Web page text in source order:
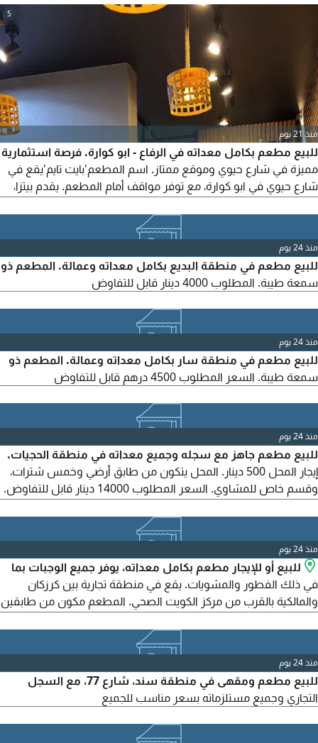
تأشيرات - إيجار المحل 400 دينار بحريني فقط - سعر بيع معقول -
عملية استلام سلسة وتجهيز جاهز للتشغيل. فرصة مثالية لأي شخص
يتطلع الى بدء أو توسيع أعماله في مجال
5
منذ 21 يوم
للبيع مطعم بكامل معداته في الرفاع - ابو كوارة. فرصة استثمارية
مميزة في شارع حيوي وموقع ممتاز. اسم المطعم'بايت تايم'يقع في
شارع حيوي في ابو كوارة، مع توفر مواقف أمام المطعم. يقدم بيتزا،
سبب البيع مغادرة البلد. جاهز للتشغيل فورا
منذ 24 يوم
للبيع مطعم في منطقة البديع بكامل معداته وعمالة. المطعم ذو
سمعة طيبة. المطلوب 4000 دينار قابل للتفاوض
منذ 24 يوم
للبيع مطعم في منطقة سار بكامل معداته وعمالة. المطعم ذو
سمعة طيبة. السعر المطلوب 4500 درهم قابل للتفاوض
منذ 24 يوم
للبيع مطعم جاهز مع سجله وجميع معداته في منطقة الحجيات.
إيجار المحل 500 دينار. المحل يتكون من طابق أرضي وخمس شترات،
وقسم خاص للمشاوي. السعر المطلوب 14000 دينار قابل للتفاوض.
للاتصال
منذ 24 يوم
للبيع أو للإيجار مطعم بكامل معداته، يوفر جميع الوجبات بما
في ذلك الفطور والمشويات. يقع في منطقة تجارية بين كرزكان
والمالكية بالقرب من مركز الكويت الصحي. المطعم مكون من طابقين
منذ 24 يوم
للبيع مطعم ومقهى في منطقة سند، شارع 77، مع السجل
التجاري وجميع مستلزماته بسعر مناسب للجميع